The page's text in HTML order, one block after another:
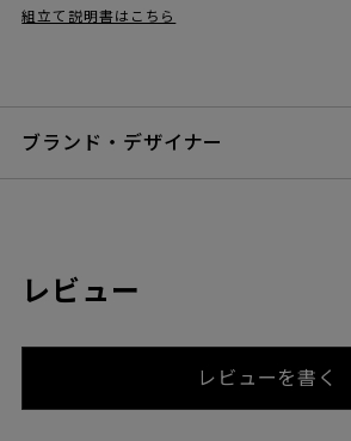
組立て説明書はこちら
ブランド・デザイナー
レビュー
レビューを書く